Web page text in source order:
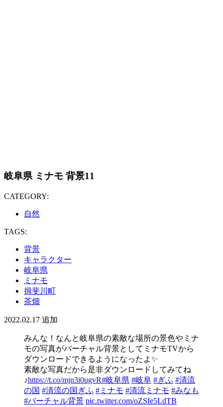
岐阜県 ミナモ 背景11
CATEGORY:
自然
TAGS:
背景
キャラクター
岐阜県
ミナモ
揖斐川町
茶畑
2022.02.17 追加
みんな！なんと岐阜県の素敵な場所の景色やミナ
モの写真がバーチャル背景としてミナモTVから
ダウンロードできるようになったよ✨
素敵な写真だから是非ダウンロードしてみてね
♪https://t.co/mjn3i0ugvR#岐阜県 #岐阜 #ぎふ #清流
の国 #清流の国ぎふ #ミナモ #清流ミナモ #みなも
#バーチャル背景 pic.twitter.com/oZSfe5LdTB